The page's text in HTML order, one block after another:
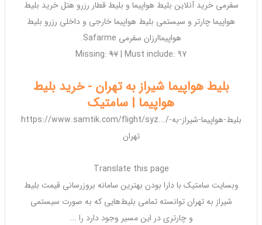
سفرمی خرید آنلاین بلیط هواپیما و بلیط قطار رزرو هتل خرید بلیط
هواپیماچارتر و سیستمی بلیط هواپیما خارجی و داخلی رزرو بلیط
هواپیماارزان سفرمی Safarme.
Missing: 97‎| ‎Must include: ‎97
بلیط هواپیما شیراز به تهران - خرید بلیط
هواپیما | سامتیک
https://www.samtik.com/flight/syz.../بلیط-هواپیما-شیراز-به-
تهران
Translate this page
وبسایت سامتیک با دارا بودن بهترین سامانه بروزرسانی قیمت بلیط
شیراز به تهران توانسته تمامی بلیط‌هایی که به صورت سیستمی
وچارتریدر این مسیر وجود دارد را ...